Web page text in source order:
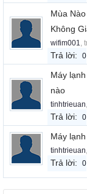
Mùa
Không
wifim001,
Trả lời: 0
Máy
nào
tinhtrieuan
Trả lời: 0
Máy
tinhtrieuan
Trả lời: 0